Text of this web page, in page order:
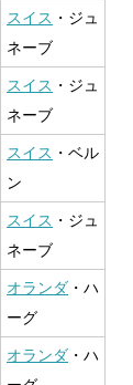
スイス ・ジュ
ネーブ
スイス ・ジュ
ネーブ
スイス ・ベル
ン
スイス ・ジュ
ネーブ
オランダ ・ハ
ーグ
オランダ ・ハ